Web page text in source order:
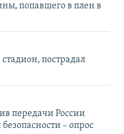
попавшего в плен в
пострадал
передачи России
– опрос